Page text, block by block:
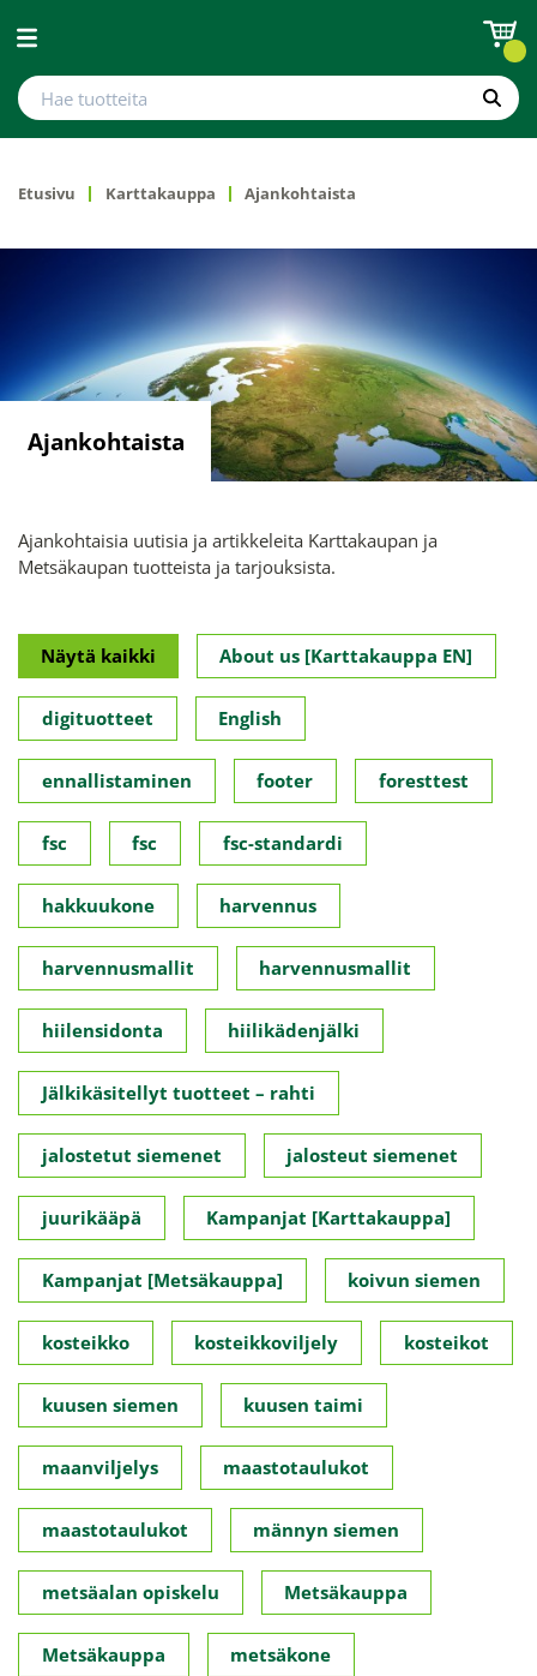
Avaa valikko
Hae tuotteita
Hae
Etusivu Karttakauppa Ajankohtaista
Ajankohtaista
Ajankohtaisia uutisia ja artikkeleita Karttakaupan ja
Metsäkaupan tuotteista ja tarjouksista.
Näytä kaikki About us [Karttakauppa EN]
digituotteet English
ennallistaminen footer foresttest
fsc fsc fsc-standardi
hakkuukone harvennus
harvennusmallit harvennusmallit
hiilensidonta hiilikädenjälki
Jälkikäsitellyt tuotteet – rahti
jalostetut siemenet jalosteut siemenet
juurikääpä Kampanjat [Karttakauppa]
Kampanjat [Metsäkauppa] koivun siemen
kosteikko kosteikkoviljely kosteikot
kuusen siemen kuusen taimi
maanviljelys maastotaulukot
maastotaulukot männyn siemen
metsäalan opiskelu Metsäkauppa
Metsäkauppa metsäkone